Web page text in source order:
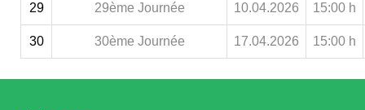
29 29ème Journée 10.04.2026 15:00 h
30 30ème Journée 17.04.2026 15:00 h